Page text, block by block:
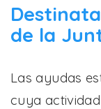
de la
Las ayudas
cuya